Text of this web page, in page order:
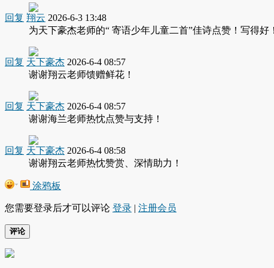
回复 翔云 2026-6-3 13:48
为天下豪杰老师的“ 寄语少年儿童二首”佳诗点赞！写得好
回复 天下豪杰 2026-6-4 08:57
谢谢翔云老师馈赠鲜花！
回复 天下豪杰 2026-6-4 08:57
谢谢海兰老师热忱点赞与支持！
回复 天下豪杰 2026-6-4 08:58
谢谢翔云老师热忱赞赏、深情助力！
涂鸦板
您需要登录后才可以评论 登录 | 注册会员
评论